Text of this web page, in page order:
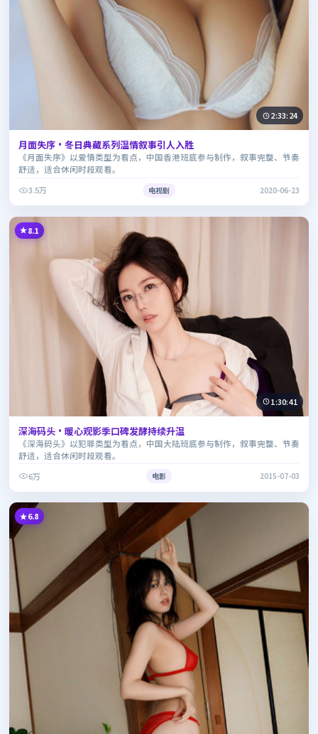
2:33:24
月面失序·冬日典藏系列温情叙事引人入胜
《月面失序》以爱情类型为看点，中国香港班底参与制作，叙事完整、节奏
舒适，适合休闲时段观看。
3.5万
电视剧 2020-06-23
8.1
1:30:41
深海码头·暖心观影季口碑发酵持续升温
《深海码头》以犯罪类型为看点，中国大陆班底参与制作，叙事完整、节奏
舒适，适合休闲时段观看。
6万
电影 2015-07-03
6.8